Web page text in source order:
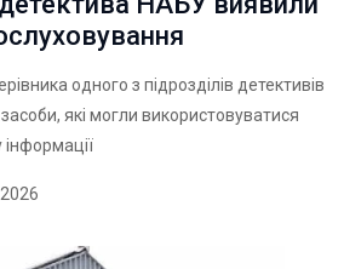
одного з підрозділів детективів
які могли використовуватися